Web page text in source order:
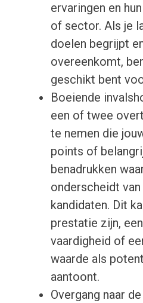
ervaringen en
of sector. Als je
doelen begrijpt
overeenkomt,
geschikt bent
Boeiende
een of twee
te nemen die
points of
benadrukken
onderscheidt van
kandidaten. Dit
prestatie zijn,
vaardigheid of
waarde als
aantoont.
Overgang naar